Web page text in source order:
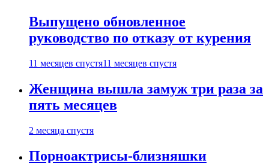
Выпущено обновленное
руководство по отказу от курения
11 месяцев спустя11 месяцев спустя
Женщина вышла замуж три раза за
пять месяцев
2 месяца спустя
Порноактрисы-близняшки